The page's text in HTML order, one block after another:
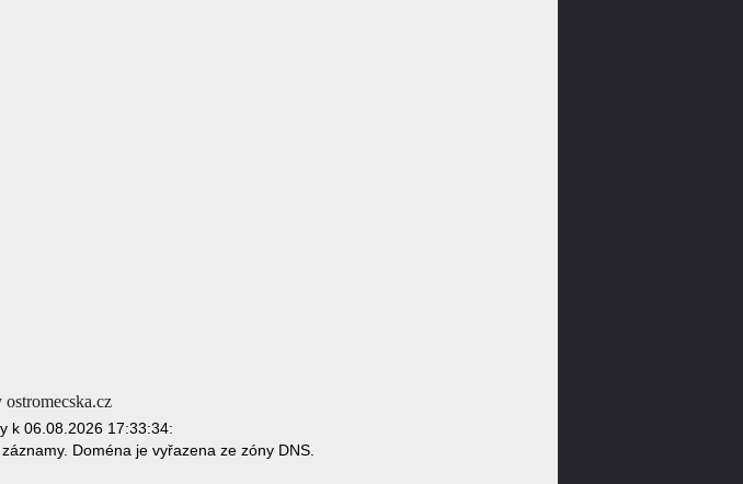
k 06.08.2026 17:33:34:
Doména je vyřazena ze zóny DNS.